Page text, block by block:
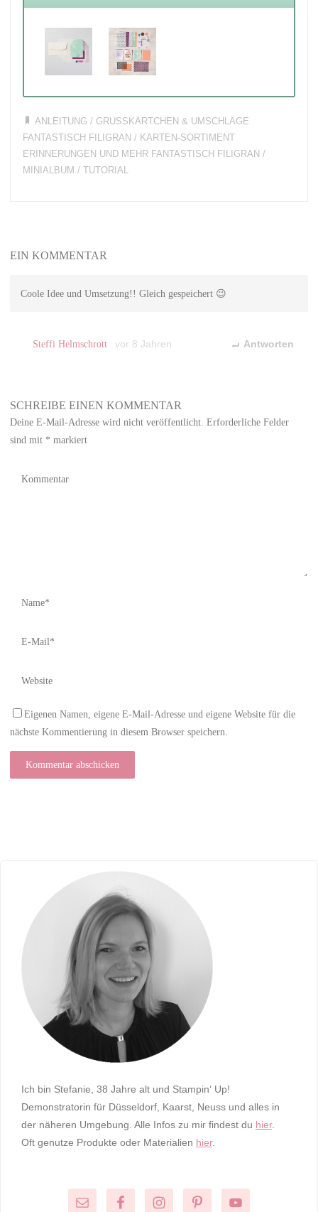
ANLEITUNG / GRUSSKÄRTCHEN & UMSCHLÄGE F
ANTASTISCH FILIGRAN
/ KARTEN-SORTIMENT
ERINNERUNGEN UND MEHR FANTASTISCH FILIGRAN /
MINIALBUM /TUTORIAL
EIN KOMMENTAR
Coole Idee und Umsetzung!! Gleich gespeichert 😉
Steffi Helmschrott vor 8 Jahren Antworten
SCHREIBE EINEN KOMMENTAR
Deine E-Mail-Adresse wird nicht veröffentlicht. Erforderliche Felder
sind mit * markiert
Eigenen Namen, eigene E-Mail-Adresse und eigene Website für die
nächste Kommentierung in diesem Browser speichern.
Ich bin Stefanie, 38 Jahre alt und Stampin‘ Up!
Demonstratorin für Düsseldorf, Kaarst, Neuss und alles in
der näheren Umgebung. Alle Infos zu mir findest du hier.
Oft genutze Produkte oder Materialien hier.